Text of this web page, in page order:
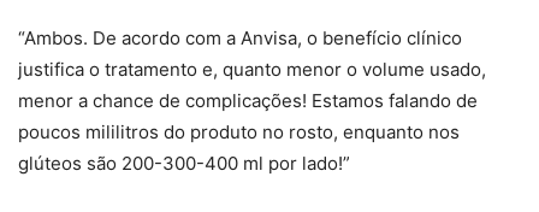
“Ambos. De acordo com a Anvisa, o benefício clínico
justifica o tratamento e, quanto menor o volume usado,
menor a chance de complicações! Estamos falando de
poucos mililitros do produto no rosto, enquanto nos
glúteos são 200-300-400 ml por lado!”